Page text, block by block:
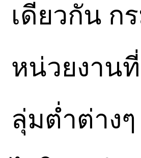
เดียวกัน ก
หน่วยงานที่
ลุ่มต่ำต่าง